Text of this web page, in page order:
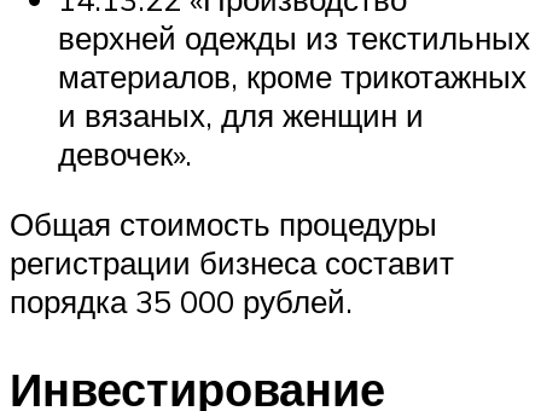
верхней одежды из текстильных
материалов, кроме трикотажных
и вязаных, для женщин и
девочек».
Общая стоимость процедуры
регистрации бизнеса составит
порядка 35 000 рублей.
Инвестирование